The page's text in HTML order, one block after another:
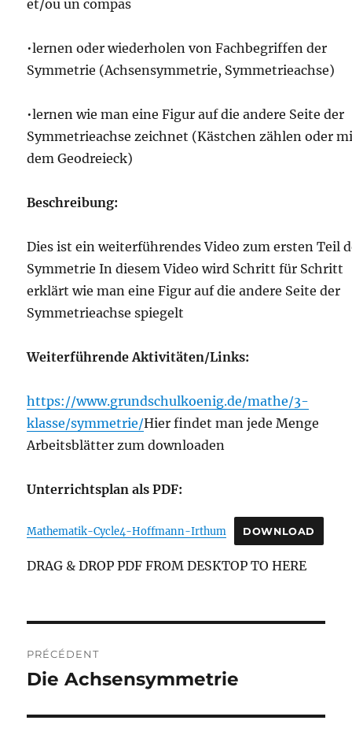
et/ou un compas
•lernen oder wiederholen von Fachbegriffen der
Symmetrie (Achsensymmetrie, Symmetrieachse)
•lernen wie man eine Figur auf die andere Seite der
Symmetrieachse zeichnet (Kästchen zählen oder
dem Geodreieck)
Beschreibung:
Dies ist ein weiterführendes Video zum ersten Teil
Symmetrie In diesem Video wird Schritt für Schritt
erklärt wie man eine Figur auf die andere Seite der
Symmetrieachse spiegelt
Weiterführende Aktivitäten/Links:
https://www.grundschulkoenig.de/mathe/3-
klasse/symmetrie/Hier findet man jede Menge
Arbeitsblätter zum downloaden
Unterrichtsplan als PDF:
Mathematik-Cycle4-Hoffmann-Irthum DOWNLOAD
DRAG & DROP PDF FROM DESKTOP TO HERE
de
PRÉCÉDENT
Publication
Die Achsensymmetrie